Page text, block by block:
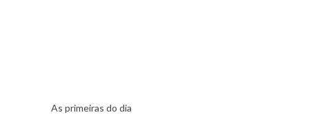
As primeiras do dia